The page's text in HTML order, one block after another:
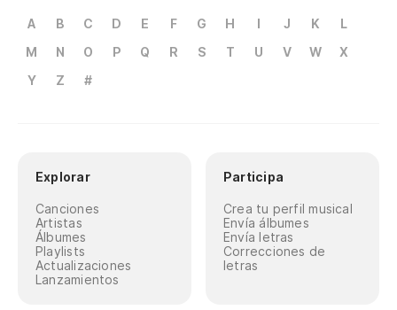
A B C D E F G H I J K
L
M
N O P Q R S T U V W
X
Y
Z #
Explorar
Canciones
Artistas
Álbumes
Playlists
Actualizaciones
Lanzamientos
Participa
Crea tu perfil musical
Envía álbumes
Envía letras
Correcciones de
letras